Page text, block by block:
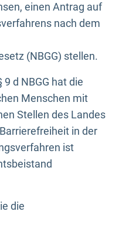
einen Antrag auf
nach dem
(NBGG) stellen.
d NBGG hat die
Menschen mit
Stellen des Landes
in der
ist
die